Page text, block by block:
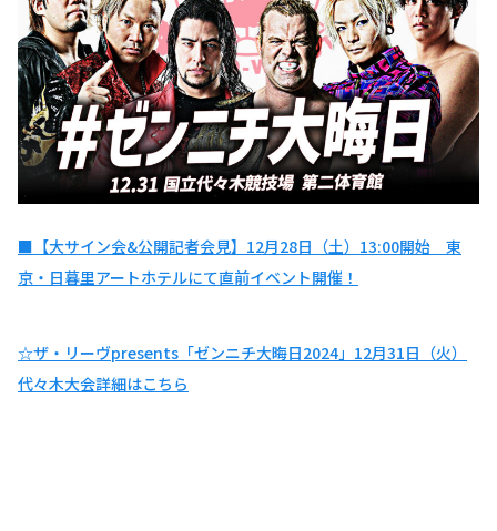
■【大サイン会&公開記者会見】12月28日（土）13:00開始 東
京・日暮里アートホテルにて直前イベント開催！
☆ザ・リーヴpresents「ゼンニチ大晦日2024」12月31日（火）
代々木大会詳細はこちら